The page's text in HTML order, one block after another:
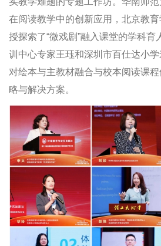
在阅读教学中的创新应用，北京教
授探索了“微戏剧”融入课堂的学科
训中心专家王珏和深圳市百仕达小
对绘本与主教材融合与校本阅读课
略与解决方案。